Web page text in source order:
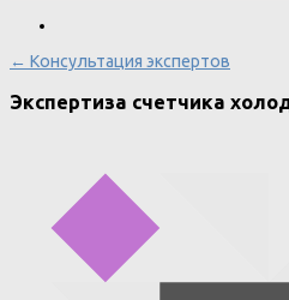
← Консультация экспертов
Экспертиза счетчика